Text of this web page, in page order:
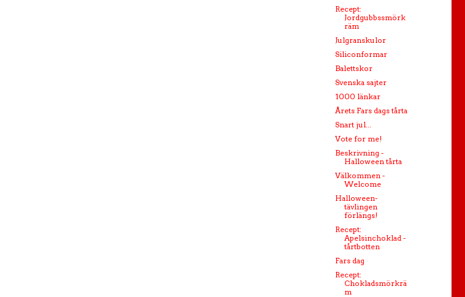
Recept:
Jordgubbssmörk
räm
Julgranskulor
Siliconformar
Balettskor
Svenska sajter
1000 länkar
Årets Fars dags tårta
Snart jul...
Vote for me!
Beskrivning -
Halloween tårta
Välkommen -
Welcome
Halloween-
tävlingen
förlängs!
Recept:
Apelsinchoklad -
tårtbotten
Fars dag
Recept:
Chokladsmörkrä
m